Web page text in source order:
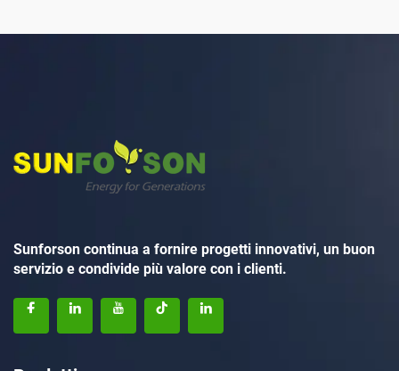
Sunforson continua a fornire progetti innovativi, un buon
servizio e condivide più valore con i clienti.